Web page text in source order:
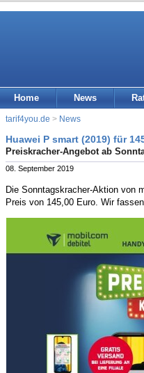
Home News
tarif4you.de > News
Huawei P smart (2019) für
Preiskracher-Angebot ab
08. September 2019
Die Sonntagskracher-Aktion von
Preis von 145,00 Euro. Wir